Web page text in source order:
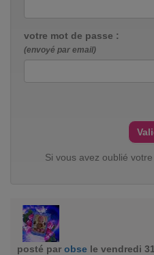
votre mot de passe :
(envoyé par email)
Si vous avez oublié
posté par obse le vendredi